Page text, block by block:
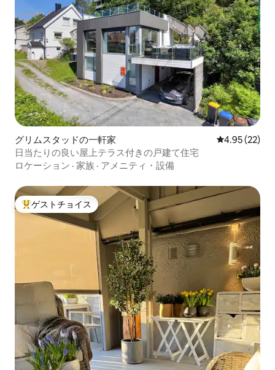
グリムスタッドの一軒家 レビュー22
4.95 (22)
日当たりの良い屋上テラス付きの戸建て住宅
ロケーション · 家族 · アメニティ・設備
大好評のゲストチョイスです。
ゲストチョイス